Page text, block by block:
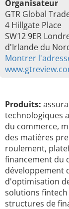
Organisateur
GTR Global
4 Hillgate Place
SW12 9ER
d'Irlande du
Montrer
Produits:
technologiques
du commerce,
des matières
roulement,
financement du
développement
d'optimisation
solutions
structures de